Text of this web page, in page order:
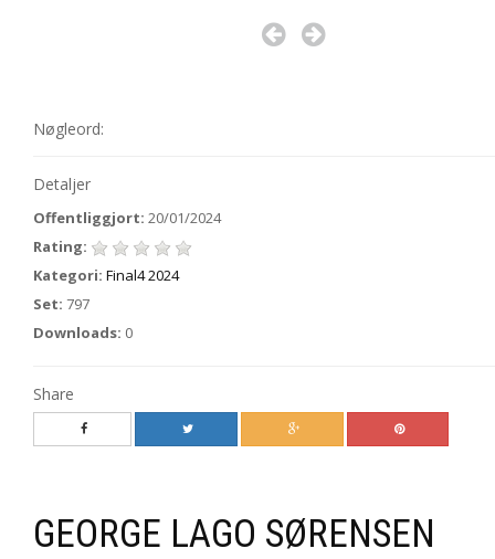
Nøgleord:
Detaljer
Offentliggjort: 20/01/2024
Rating:
Kategori: Final4 2024
Set: 797
Downloads: 0
Share
GEORGE LAGO SØRENSEN